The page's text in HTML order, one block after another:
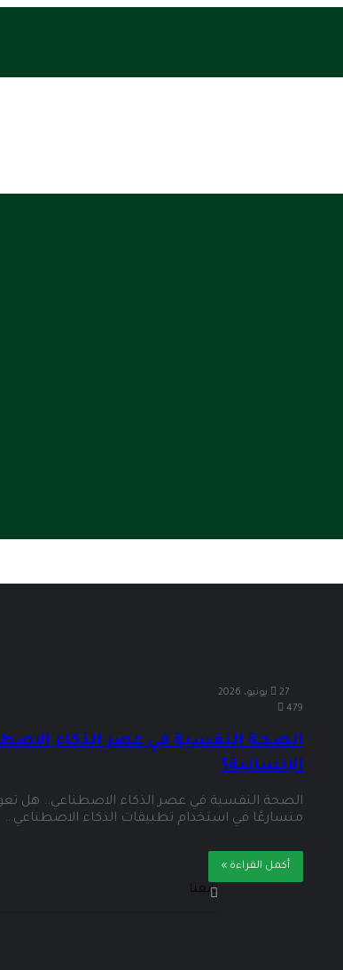
27 يونيو، 2026
479
الصحة النفسية في عصر الذكاء
الإنسانية؟
الصحة النفسية في عصر الذكاء الاصطناعي.. هل
متسارعًا في استخدام تطبيقات الذكاء الاصطناعي…
أكمل القراءة »
تابعنا